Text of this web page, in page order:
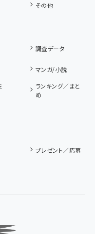
その他
調査データ
マンガ/小説
ランキング／まと
め
プレゼント／応募